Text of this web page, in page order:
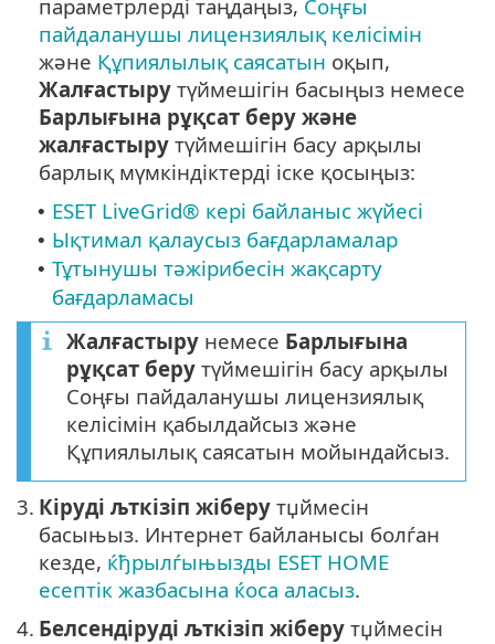
параметрлерді таңдаңыз, Соңғы
пайдаланушы лицензиялық келісімін
және Құпиялылық саясатын оқып,
Жалғастыру түймешігін басыңыз немесе
Барлығына рұқсат беру және
жалғастыру түймешігін басу арқылы
барлық мүмкіндіктерді іске қосыңыз:
• ESET LiveGrid® кері байланыс жүйесі
• Ықтимал қалаусыз бағдарламалар
• Тұтынушы тәжірибесін жақсарту
бағдарламасы
Жалғастыру немесе Барлығына
рұқсат беру түймешігін басу арқылы
Соңғы пайдаланушы лицензиялық
келісімін қабылдайсыз және
Құпиялылық саясатын мойындайсыз.
3. Кіруді љткізіп жіберу тџймесін
басыњыз. Интернет байланысы болѓан
кезде, ќђрылѓыњызды ESET HOME
есептік жазбасына ќоса аласыз.
4. Белсендіруді љткізіп жіберу тџймесін